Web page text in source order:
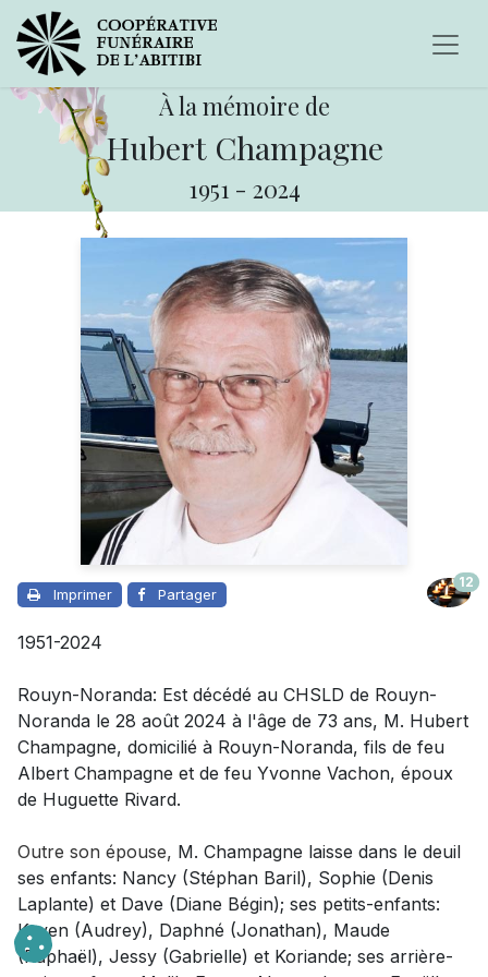
À la mémoire de
Hubert Champagne
1951 - 2024
Imprimer Partager
12
1951-2024
Rouyn-Noranda: Est décédé au CHSLD de Rouyn-
Noranda le 28 août 2024 à l'âge de 73 ans, M. Hubert
Champagne, domicilié à Rouyn-Noranda, fils de feu
Albert Champagne et de feu Yvonne Vachon, époux
de Huguette Rivard.
Outre son épouse, M. Champagne laisse dans le deuil
ses enfants: Nancy (Stéphan Baril), Sophie (Denis
Laplante) et Dave (Diane Bégin); ses petits-enfants:
Keven (Audrey), Daphné (Jonathan), Maude
(Raphaël), Jessy (Gabrielle) et Koriande; ses arrière-